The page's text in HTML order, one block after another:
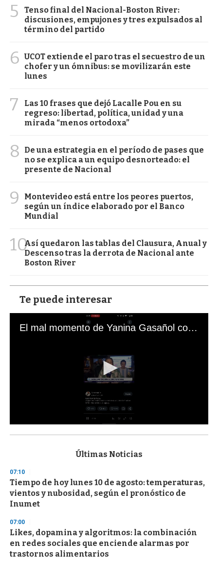
5
Tenso final del Nacional-Boston River:
discusiones, empujones y tres expulsados al
término del partido
6 UCOT extiende el paro tras el secuestro de un
chofer y un ómnibus: se movilizarán este
lunes
7
Las 10 frases que dejó Lacalle Pou en su
regreso: libertad, política, unidad y una
mirada “menos ortodoxa”
8
De una estrategia en el período de pases que
no se explica a un equipo desnorteado: el
presente de Nacional
9
Montevideo está entre los peores puertos,
según un índice elaborado por el Banco
Mundial
10Así quedaron las tablas del Clausura, Anual y
Descenso tras la derrota de Nacional ante
Boston River
Te puede interesar
El mal momento de Yanina Gasañol con un hincha argentino en "Subrayado"
s
d
s
o
f
3
s
e
c
o
n
Últimas Noticias
07:10
Tiempo de hoy lunes 10 de agosto: temperaturas,
vientos y nubosidad, según el pronóstico de
Inumet
07:00
Likes, dopamina y algoritmos: la combinación
en redes sociales que enciende alarmas por
trastornos alimentarios